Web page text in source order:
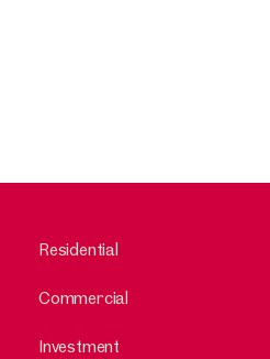
Residential
Commercial
Investment